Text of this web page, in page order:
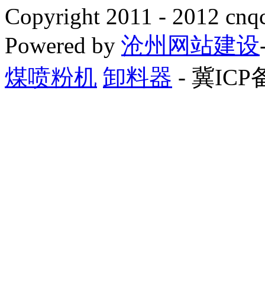
Copyright 2011 - 2012
Powered by 沧州网站建设
煤喷粉机 卸料器 - 冀ICP